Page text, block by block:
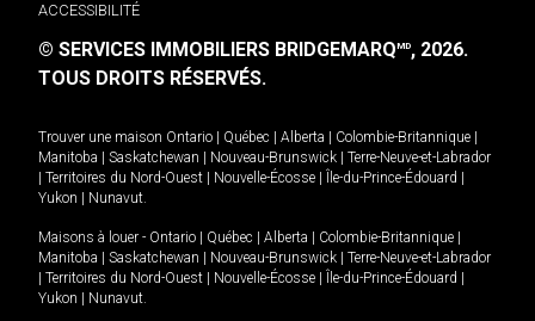
ACCESSIBILITÉ
© SERVICES IMMOBILIERS BRIDGEMARQMD, 2026.
TOUS DROITS RÉSERVÉS.
Trouver une maison Ontario Québec Alberta Colombie-Britannique
Manitoba
Saskatchewan Nouveau-Brunswick
Terre-Neuve-et-Labrador
Territoires du Nord-Ouest Nouvelle-Écosse Île-du-Prince-Édouard
Yukon
Nunavut.
Maisons à louer - Ontario Québec Alberta Colombie-Britannique
Manitoba
Saskatchewan Nouveau-Brunswick
Terre-Neuve-et-Labrador
Territoires du Nord-Ouest Nouvelle-Écosse Île-du-Prince-Édouard
Yukon
Nunavut.